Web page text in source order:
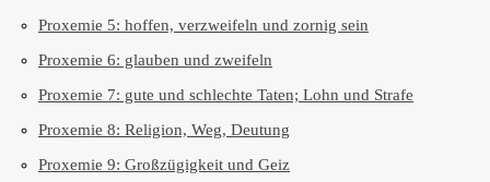
Proxemie 5: hoffen, verzweifeln und zornig sein
Proxemie 6: glauben und zweifeln
Proxemie 7: gute und schlechte Taten; Lohn und Strafe
Proxemie 8: Religion, Weg, Deutung
Proxemie 9: Großzügigkeit und Geiz